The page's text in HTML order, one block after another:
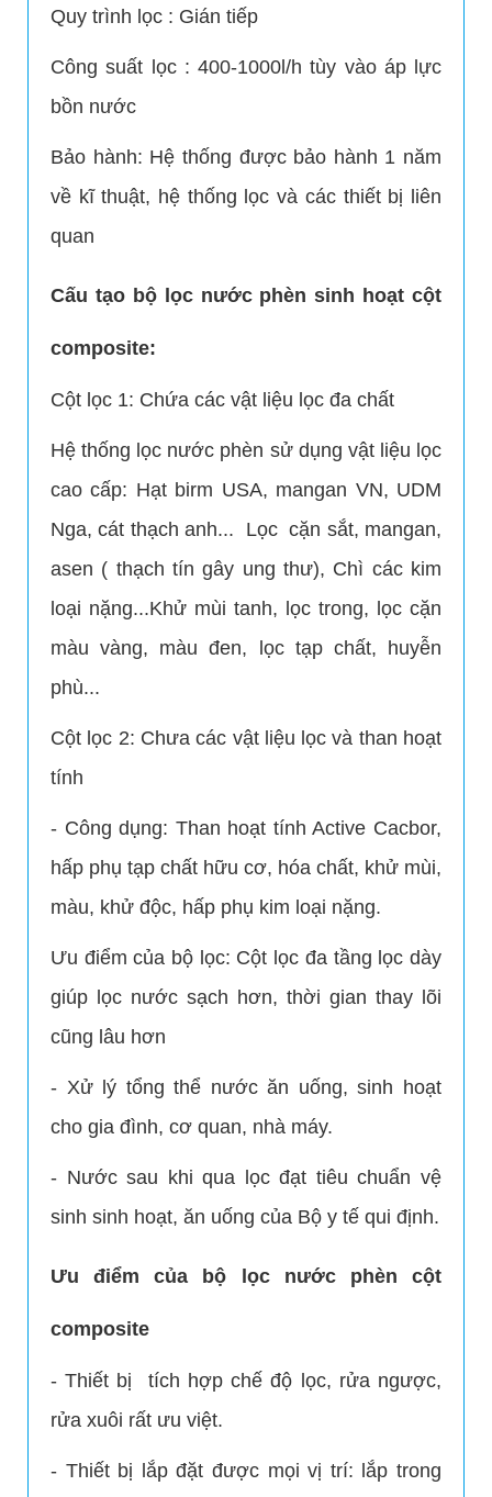
Quy trình lọc : Gián tiếp
Công suất lọc : 400-1000l/h tùy vào áp lực
bồn nước
Bảo hành: Hệ thống được bảo hành 1 năm
về kĩ thuật, hệ thống lọc và các thiết bị liên
quan
Cấu tạo bộ lọc nước phèn sinh hoạt cột
composite:
Cột lọc 1: Chứa các vật liệu lọc đa chất
Hệ thống lọc nước phèn sử dụng vật liệu lọc
cao cấp: Hạt birm USA, mangan VN, UDM
Nga, cát thạch anh... Lọc cặn sắt, mangan,
asen ( thạch tín gây ung thư), Chì các kim
loại nặng...Khử mùi tanh, lọc trong, lọc cặn
màu vàng, màu đen, lọc tạp chất, huyễn
phù...
Cột lọc 2: Chưa các vật liệu lọc và than hoạt
tính
- Công dụng: Than hoạt tính Active Cacbor,
hấp phụ tạp chất hữu cơ, hóa chất, khử mùi,
màu, khử độc, hấp phụ kim loại nặng.
Ưu điểm của bộ lọc: Cột lọc đa tầng lọc dày
giúp lọc nước sạch hơn, thời gian thay lõi
cũng lâu hơn
- Xử lý tổng thể nước ăn uống, sinh hoạt
cho gia đình, cơ quan, nhà máy.
- Nước sau khi qua lọc đạt tiêu chuẩn vệ
sinh sinh hoạt, ăn uống của Bộ y tế qui định.
Ưu điểm của bộ lọc nước phèn cột
composite
- Thiết bị tích hợp chế độ lọc, rửa ngược,
rửa xuôi rất ưu việt.
- Thiết bị lắp đặt được mọi vị trí: lắp trong